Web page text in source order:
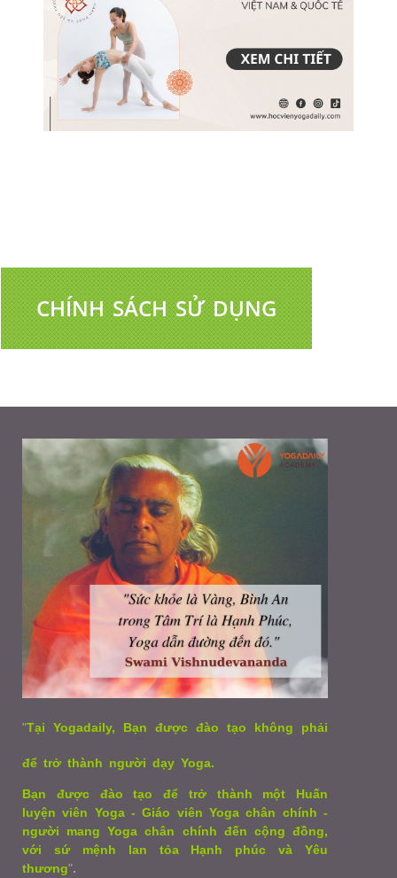
CHÍNH SÁCH SỬ DỤNG
"Tại Yogadaily, Bạn được đào tạo không phải
để trở thành người dạy Yoga.
Bạn được đào tạo để trở thành một Huấn
luyện viên Yoga - Giáo viên Yoga chân chính -
người mang Yoga chân chính đến cộng đồng,
với sứ mệnh lan tỏa Hạnh phúc và Yêu
thương".